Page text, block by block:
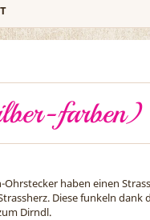
farben)
Ohrstecker haben einen
Diese funkeln dank
Dirndl.